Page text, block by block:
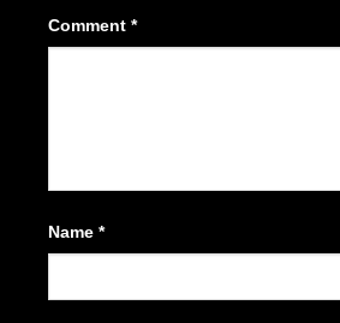
Comment *
Name *